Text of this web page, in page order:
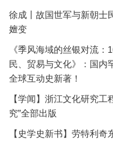
徐成丨故国世军与新朝士
嬗变
《季风海域的丝银对流
民、贸易与文化》：国内
全球互动史新著！
【学闻】浙江文化研究
究”全部出版
【史学史新书】劳特利奇